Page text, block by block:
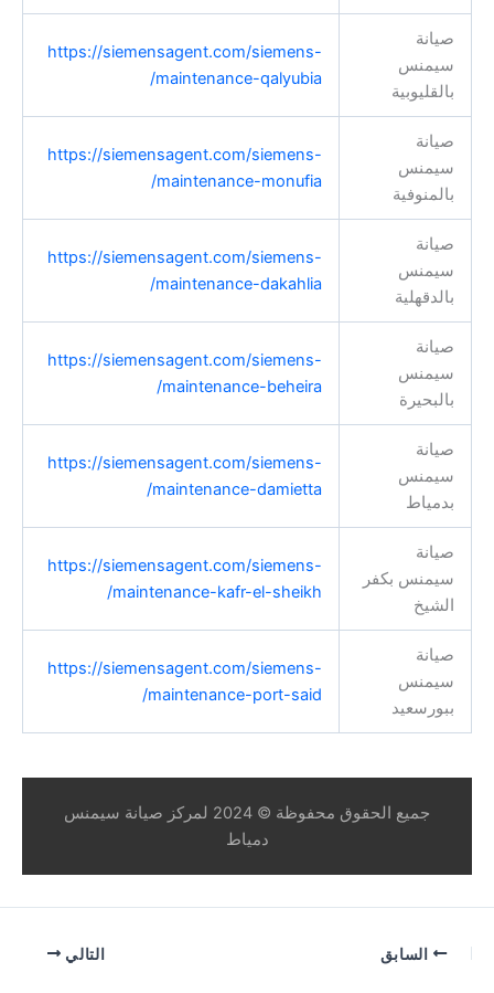
صيانة
سيمنس
بالقليوبية
https://siemensagent.com/siemens-
maintenance-qalyubia/
صيانة
سيمنس
بالمنوفية
https://siemensagent.com/siemens-
maintenance-monufia/
صيانة
سيمنس
بالدقهلية
https://siemensagent.com/siemens-
maintenance-dakahlia/
صيانة
سيمنس
بالبحيرة
https://siemensagent.com/siemens-
maintenance-beheira/
صيانة
سيمنس
بدمياط
https://siemensagent.com/siemens-
maintenance-damietta/
صيانة
سيمنس بكفر
الشيخ
https://siemensagent.com/siemens-
maintenance-kafr-el-sheikh/
صيانة
سيمنس
ببورسعيد
https://siemensagent.com/siemens-
maintenance-port-said/
جميع الحقوق محفوظة © 2024 لمركز صيانة سيمنس
دمياط
السابق التالي